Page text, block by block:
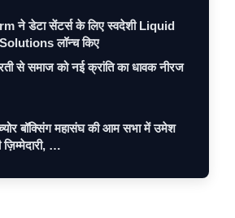
ने डेटा सेंटर्स के लिए स्वदेशी Liquid
लॉन्च किए
से समाज को नई क्रांति का धावक नीरज
बॉक्सिंग महासंघ की आम सभा में उमेश
ज़िम्मेदारी, …